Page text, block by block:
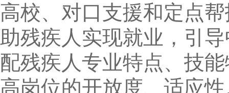
高校、对口支援和定点
助残疾人实现就业，引
配残疾人专业特点、技
高岗位的开放度、适应